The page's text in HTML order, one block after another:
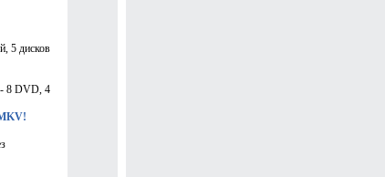
5 дисков
- 8 DVD, 4